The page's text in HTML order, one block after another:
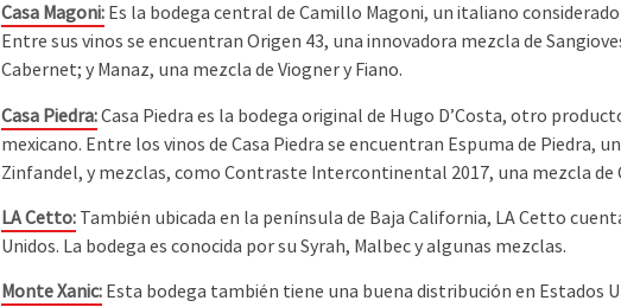
Casa Magoni: Es la bodega central de Camillo Magoni, un italiano
Entre sus vinos se encuentran Origen 43, una innovadora mezcla de
Cabernet; y Manaz, una mezcla de Viogner y Fiano.
Casa Piedra:Casa Piedra es la bodega original de Hugo D’Costa, otro
mexicano. Entre los vinos de Casa Piedra se encuentran Espuma de Piedra,
Zinfandel, y mezclas, como Contraste Intercontinental 2017, una mezcla de
LA Cetto: También ubicada en la península de Baja California, LA Cetto
Unidos. La bodega es conocida por su Syrah, Malbec y algunas mezclas.
Monte Xanic: Esta bodega también tiene una buena distribución en Estados